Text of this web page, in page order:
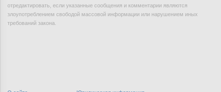
отредактировать, если указанные сообщения и комментарии являются
злоупотреблением свободой массовой информации или нарушением иных
требований закона.